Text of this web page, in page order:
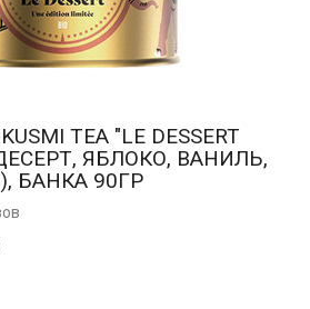
TEA "LE DESSERT
ЯБЛОКО, ВАНИЛЬ,
БАНКА 90ГР